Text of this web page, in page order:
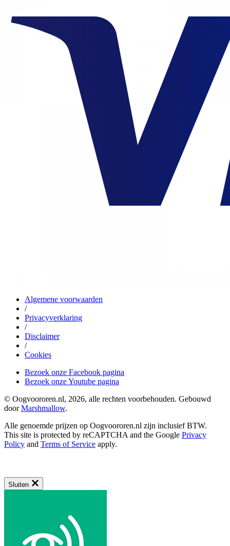
Algemene voorwaarden
/
Privacyverklaring
/
Disclaimer
/
Cookies
Bezoek onze Facebook pagina
Bezoek onze Youtube pagina
© Oogvoororen.nl, 2026, alle rechten voorbehouden. Gebouwd
doorMarshmallow.
Alle genoemde prijzen op Oogvoororen.nl zijn inclusief BTW.
This site is protected by reCAPTCHA and the Google Privacy
Policy and Terms of Service apply.
Sluiten